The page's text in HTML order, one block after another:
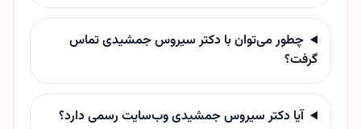
چطور می‌توان با دکتر سیروس جمشیدی تماس
گرفت؟
آیا دکتر سیروس جمشیدی وب‌سایت رسمی دارد؟